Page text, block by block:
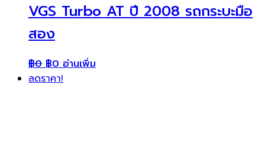
VGS Turbo AT ปี 2008 รถกระบะมือ
สอง
฿0 ฿0 อ่านเพิ่ม
ลดราคา!